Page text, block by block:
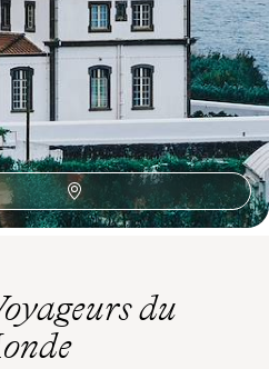
Marchés
Baleine
4x4
Autotour Portugal
Azulejos
Circuit Portugal
Autotour Madère
Douro
Faro funchal
du